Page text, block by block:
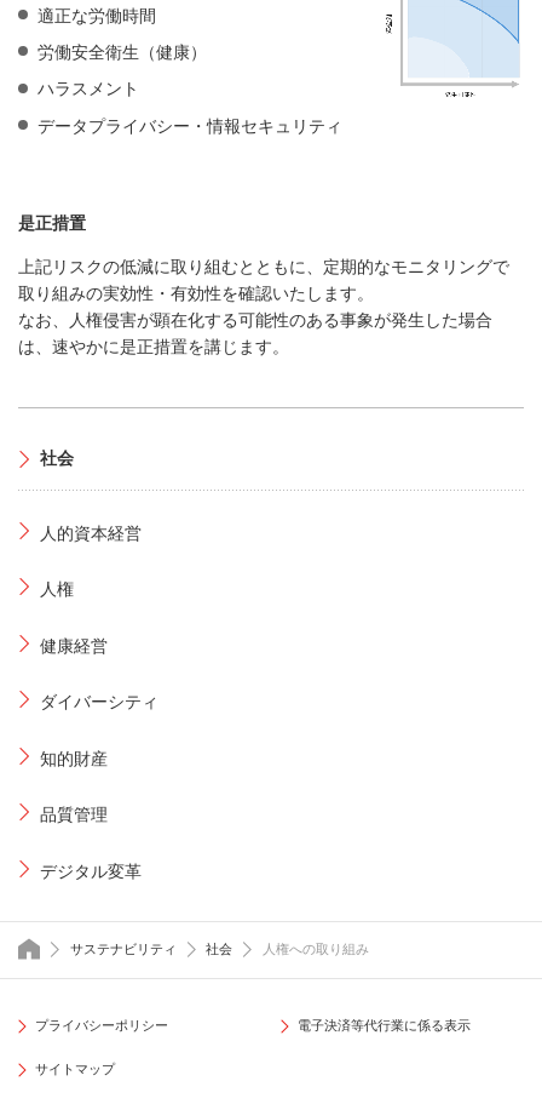
適正な労働時間
労働安全衛生（健康）
ハラスメント
データプライバシー・情報セキュリティ
是正措置
上記リスクの低減に取り組むとともに、定期的なモニタリングで
取り組みの実効性・有効性を確認いたします。
なお、人権侵害が顕在化する可能性のある事象が発生した場合
は、速やかに是正措置を講じます。
社会
人的資本経営
人権
健康経営
ダイバーシティ
知的財産
品質管理
デジタル変革
トップページ
サステナビリティ 社会 人権への取り組み
プライバシーポリシー 電子決済等代行業に係る表示
サイトマップ